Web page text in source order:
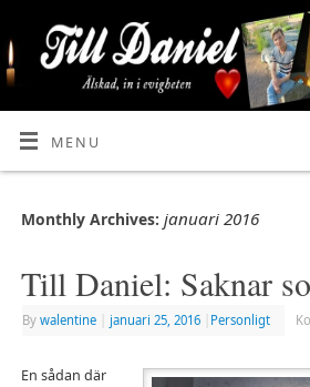
MENU
Monthly Archives: januari 2016
Till Daniel: Saknar
By walentine januari 25, 2016 Personligt
En sådan där